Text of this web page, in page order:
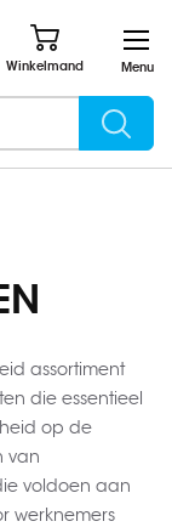
Menu
Winkelmand
assortiment
die essentieel
op de
van
voldoen aan
werknemers